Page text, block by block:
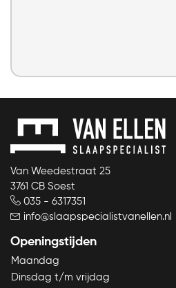
Van Weedestraat 25
3761 CB Soest
035 - 6317351
info@slaapspecialistvanellen.nl
Openingstijden
Maandag
Dinsdag t/m vrijdag